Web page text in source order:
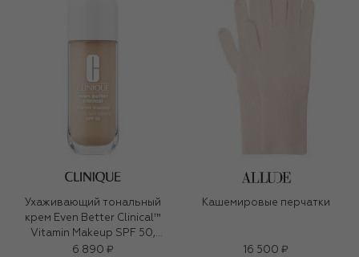
Ухаживающий тональный
крем Even Better Clinical™
Vitamin Makeup SPF 50,
оттенок Light Cool 2 (30ml)
6 890 ₽
Кашемировые перчатки
16 500 ₽